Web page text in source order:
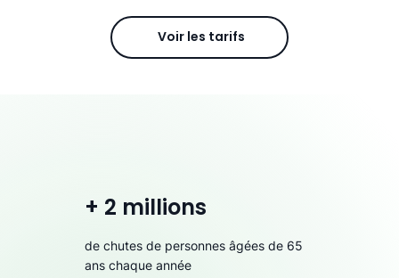
Voir les tarifs
+ 2 millions
de chutes de personnes âgées de 65
ans chaque année